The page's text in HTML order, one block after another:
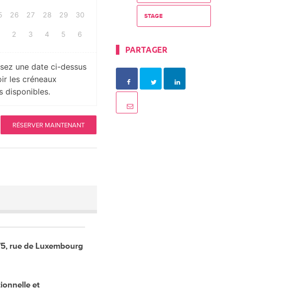
26 27 28 29 30
2 3 4 5 6
une date ci-dessus
les créneaux
disponibles.
RÉSERVER MAINTENANT
rue de Luxembourg
et
STAGE
PARTAGER